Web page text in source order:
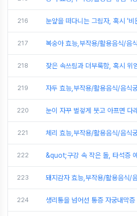
216 눈앞을 떠다니는 그림자, 혹시 '비
217 복숭아 효능,부작용/활용음식/음
218 잦은 속쓰림과 더부룩함, 혹시 위
219 자두 효능,부작용/활용음식/음식
220 눈이 자꾸 벌겋게 붓고 아프면 다
221 체리 효능,부작용/활용음식/음식
222 &quot;구강 속 작은 돌, 타석증
223 돼지감자 효능,부작용/활용음식/
224 생리통을 넘어선 통증 자궁내막